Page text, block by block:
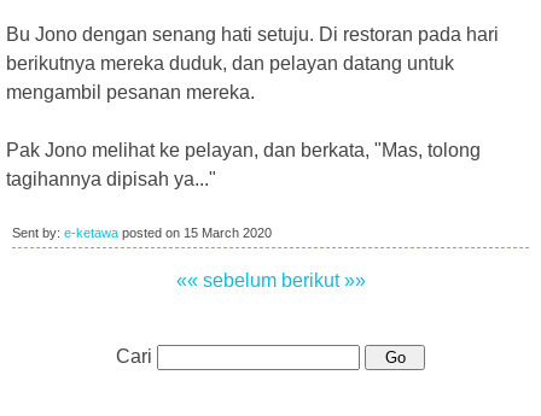
Bu Jono dengan senang hati setuju. Di restoran pada hari
berikutnya mereka duduk, dan pelayan datang untuk
mengambil pesanan mereka.
Pak Jono melihat ke pelayan, dan berkata, "Mas, tolong
tagihannya dipisah ya..."
Sent by: e-ketawa posted on 15 March 2020
«« sebelum berikut »»
Cari